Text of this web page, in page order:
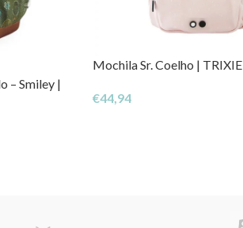
– Smiley |
Mochila Sr. Coelho | TRIXIE
€44,94